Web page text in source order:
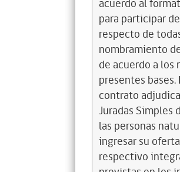
acuerdo al
para participar
respecto de
nombramiento
de acuerdo a los
presentes
contrato
Juradas Simples
las personas
ingresar su
respectivo